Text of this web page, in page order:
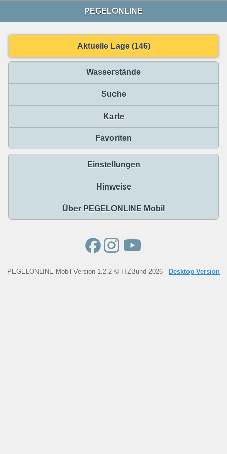
PEGELONLINE
Aktuelle Lage (146)
Wasserstände
Suche
Karte
Favoriten
Einstellungen
Hinweise
Über PEGELONLINE Mobil
PEGELONLINE Mobil Version 1.2.2 © ITZBund 2026 - Desktop Version